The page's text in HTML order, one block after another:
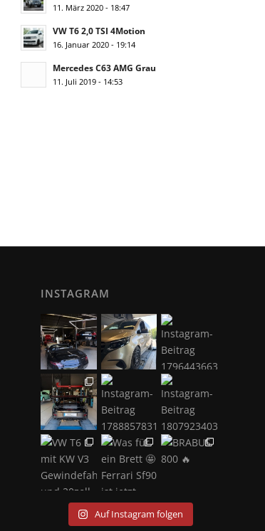
11. März 2020 - 18:47
VW T6 2,0 TSI 4Motion
16. Januar 2020 - 19:14
Mercedes C63 AMG Grau
11. Juli 2019 - 14:53
INSTAGRAM
Auf Instagram folgen